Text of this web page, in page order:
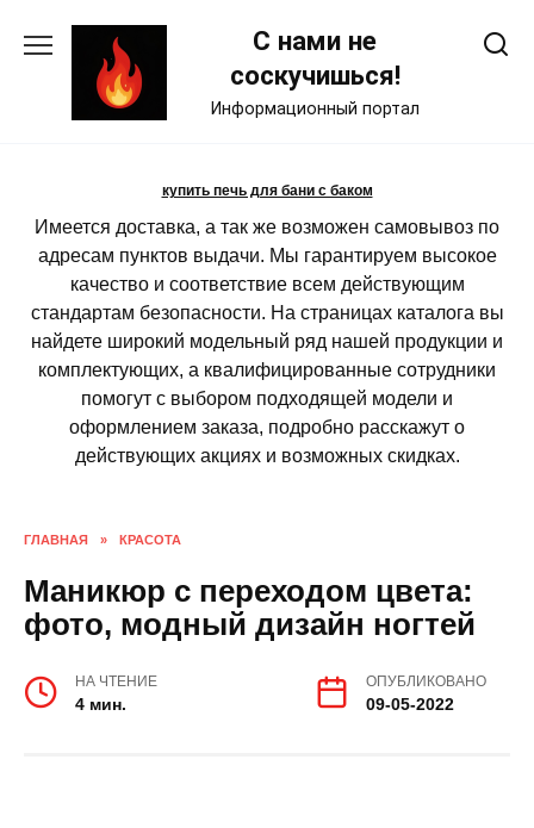
С нами не
соскучишься!
Информационный портал
купить печь для бани с баком
Имеется доставка, а так же возможен самовывоз по
адресам пунктов выдачи. Мы гарантируем высокое
качество и соответствие всем действующим
стандартам безопасности. На страницах каталога вы
найдете широкий модельный ряд нашей продукции и
комплектующих, а квалифицированные сотрудники
помогут с выбором подходящей модели и
оформлением заказа, подробно расскажут о
действующих акциях и возможных скидках.
ГЛАВНАЯ » КРАСОТА
Маникюр с переходом цвета:
фото, модный дизайн ногтей
НА ЧТЕНИЕ
4 мин.
ОПУБЛИКОВАНО
09-05-2022